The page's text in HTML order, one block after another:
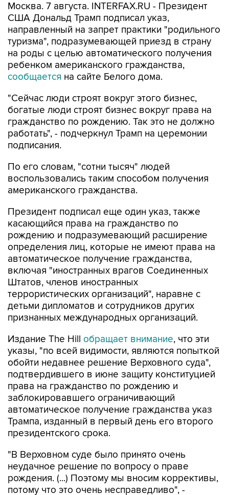
Москва. 7 августа. INTERFAX.RU - Президент
США Дональд Трамп подписал указ,
направленный на запрет практики "родильного
туризма", подразумевающей приезд в страну
на роды с целью автоматического получения
ребенком американского гражданства,
сообщается на сайте Белого дома.
"Сейчас люди строят вокруг этого бизнес,
богатые люди строят бизнес вокруг права на
гражданство по рождению. Так это не должно
работать", - подчеркнул Трамп на церемонии
подписания.
По его словам, "сотни тысяч" людей
воспользовались таким способом получения
американского гражданства.
Президент подписал еще один указ, также
касающийся права на гражданство по
рождению и подразумевающий расширение
определения лиц, которые не имеют права на
автоматическое получение гражданства,
включая "иностранных врагов Соединенных
Штатов, членов иностранных
террористических организаций", наравне с
детьми дипломатов и сотрудников других
признанных международных организаций.
Издание The Hill обращает внимание, что эти
указы, "по всей видимости, являются попыткой
обойти недавнее решение Верховного суда",
подтвердившего в июне защиту конституцией
права на гражданство по рождению и
заблокировавшего ограничивающий
автоматическое получение гражданства указ
Трампа, изданный в первый день его второго
президентского срока.
"В Верховном суде было принято очень
неудачное решение по вопросу о праве
рождения. (...) Поэтому мы вносим коррективы,
потому что это очень несправедливо", -